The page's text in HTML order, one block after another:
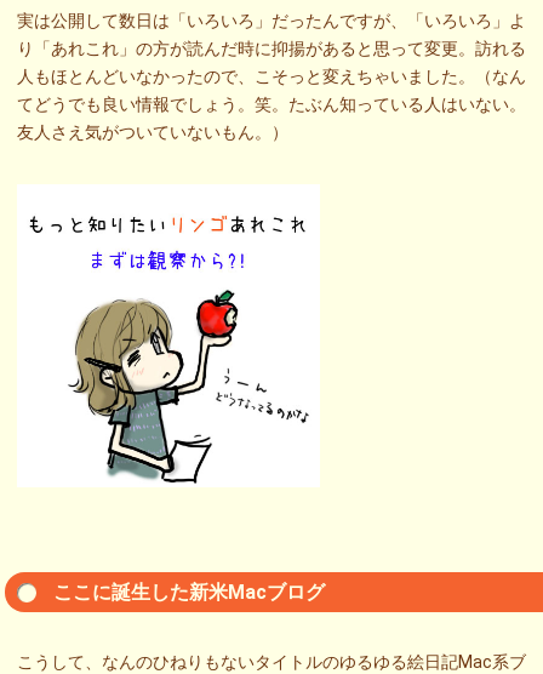
実は公開して数日は「いろいろ」だったんですが、「いろいろ」よ
り「あれこれ」の方が読んだ時に抑揚があると思って変更。訪れる
人もほとんどいなかったので、こそっと変えちゃいました。（なん
てどうでも良い情報でしょう。笑。たぶん知っている人はいない。
友人さえ気がついていないもん。）
ここに誕生した新米Macブログ
こうして、なんのひねりもないタイトルのゆるゆる絵日記Mac系ブ